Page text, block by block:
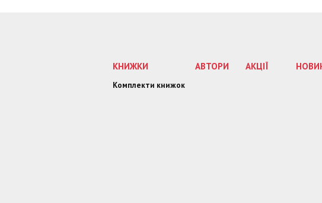
КНИЖКИ
Комплекти книжок
АВТОРИ АКЦІЇ